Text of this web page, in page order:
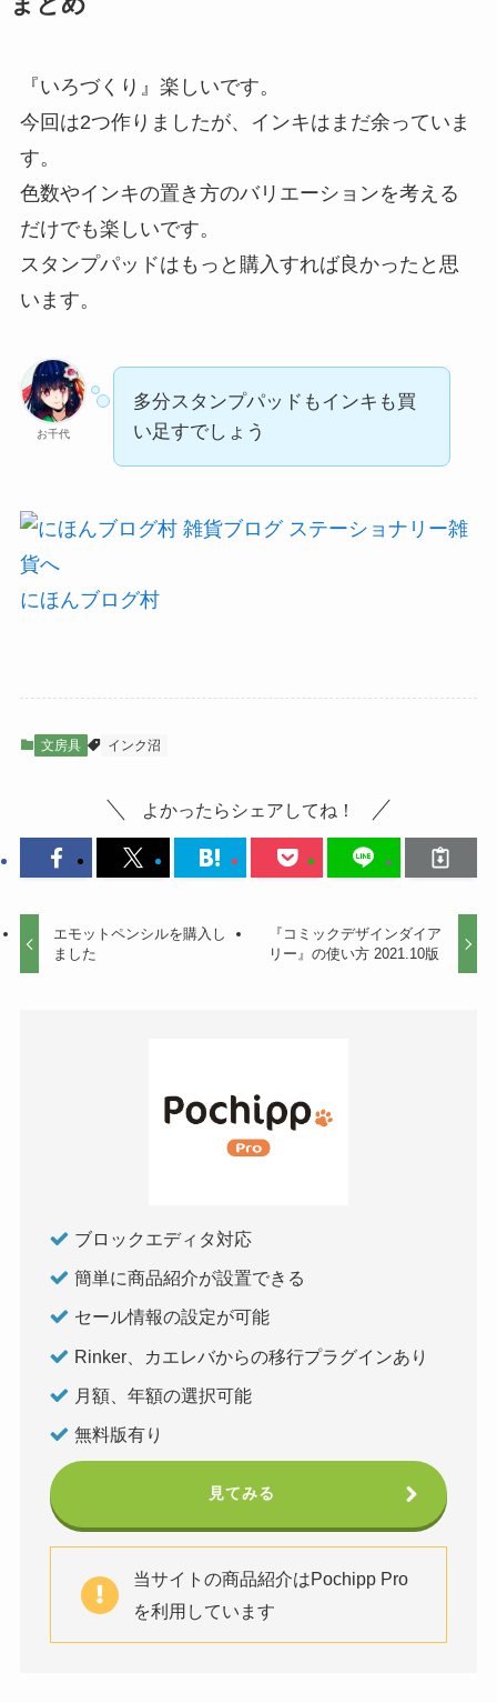
『いろづくり』楽しいです。
今回は2つ作りましたが、インキはまだ余っていま
す。
色数やインキの置き方のバリエーションを考える
だけでも楽しいです。
スタンプパッドはもっと購入すれば良かったと思
います。
お千代
多分スタンプパッドもインキも買
い足すでしょう
にほんブログ村
文房具 インク沼
よかったらシェアしてね！
エモットペンシルを購入し
ました
『コミックデザインダイア
リー』の使い方 2021.10版
ブロックエディタ対応
簡単に商品紹介が設置できる
セール情報の設定が可能
Rinker、カエレバからの移行プラグインあり
月額、年額の選択可能
無料版有り
見てみる
当サイトの商品紹介はPochipp Pro
を利用しています